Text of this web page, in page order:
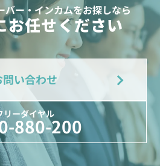
バー・インカムをお探しなら
お任せください
問い合わせ
リーダイヤル
880-200